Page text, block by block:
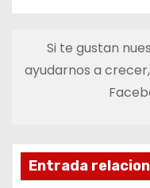
a
ó
Si te gustan
ayudarnos a
Entrada